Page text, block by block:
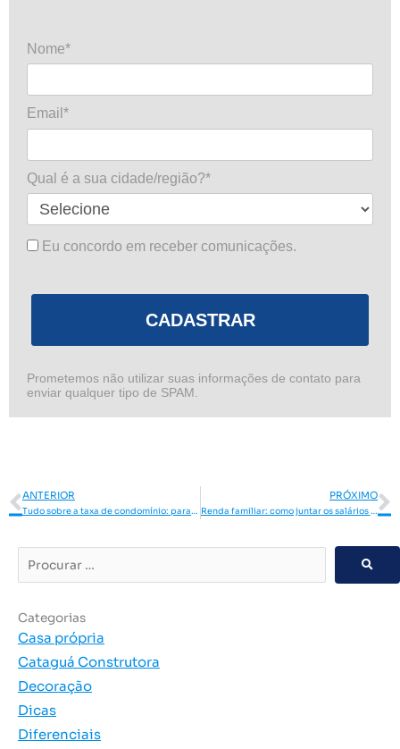
Nome*
Email*
Qual é a sua cidade/região?*
Eu concordo em receber comunicações.
CADASTRAR
Prometemos não utilizar suas informações de contato para
enviar qualquer tipo de SPAM.
Anterior
ANTERIOR
Tudo sobre a taxa de condomínio: para que serve e qual é o valor?
PRÓXIMO
Renda familiar: como juntar os salários para comprar um imóvel
…
Categorias
Casa própria
Cataguá Construtora
Decoração
Dicas
Diferenciais